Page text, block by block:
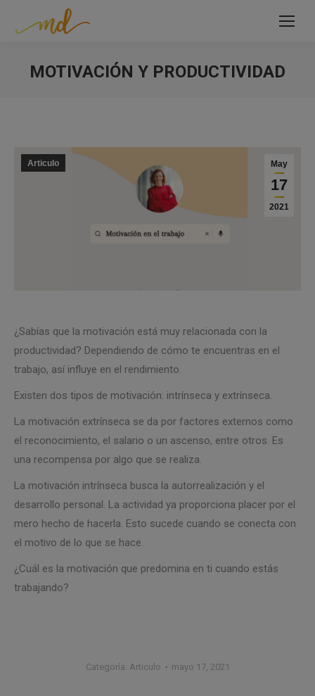
MOTIVACIÓN Y PRODUCTIVIDAD
May
17
2021
Articulo
¿Sabías que la motivación está muy relacionada con la
productividad? Dependiendo de cómo te encuentras en el
trabajo, así influye en el rendimiento.
Existen dos tipos de motivación: intrínseca y extrínseca.
La motivación extrínseca se da por factores externos como
el reconocimiento, el salario o un ascenso, entre otros. Es
una recompensa por algo que se realiza.
La motivación intrínseca busca la autorrealización y el
desarrollo personal. La actividad ya proporciona placer por el
mero hecho de hacerla. Esto sucede cuando se conecta con
el motivo de lo que se hace.
¿Cuál es la motivación que predomina en ti cuando estás
trabajando?
Categoría: Articulo mayo 17, 2021